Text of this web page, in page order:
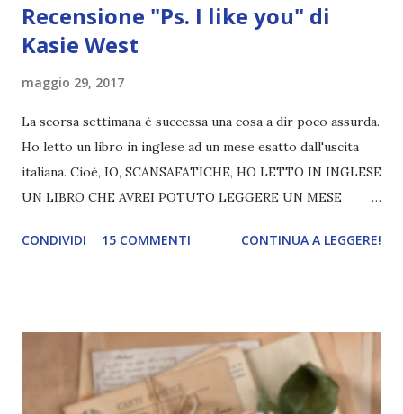
Recensione "Ps. I like you" di
Kasie West
maggio 29, 2017
La scorsa settimana è successa una cosa a dir poco assurda.
Ho letto un libro in inglese ad un mese esatto dall'uscita
italiana. Cioè, IO, SCANSAFATICHE, HO LETTO IN INGLESE
UN LIBRO CHE AVREI POTUTO LEGGERE UN MESE
perché mi ha conquistato sin dai primi capitoli! Avvertenze:
godervi ancora di più il libro, non leggetela. Titolo: Ps. I
like you Autore: Kasie West Pagine: 329 Editore: Newton
Compton Data di uscita: 29 giugno 2017 Amazon Il sogno di
CONDIVIDI 15 COMMENTI CONTINUA A LEGGERE!